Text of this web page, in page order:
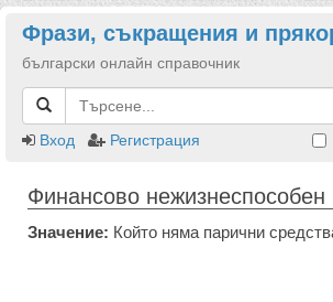
Фрази, съкращения и
български онлайн справочник
Вход
Регистрация
Финансово нежизнеспособен
Значение: Който няма парични